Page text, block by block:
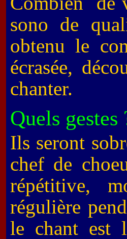
sono de
obtenu le
écrasée,
chanter.
Quels gestes
Ils seront
chef de
répétitive,
régulière
le chant est